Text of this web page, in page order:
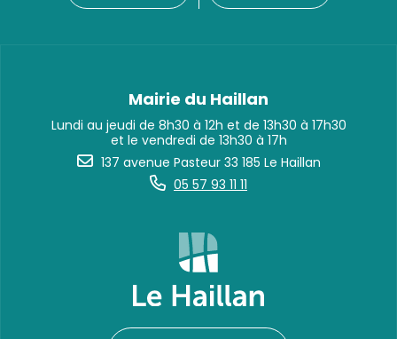
Mairie du Haillan
Lundi au jeudi de 8h30 à 12h et de 13h30 à 17h30
et le vendredi de 13h30 à 17h
137 avenue Pasteur 33 185 Le Haillan
05 57 93 11 11